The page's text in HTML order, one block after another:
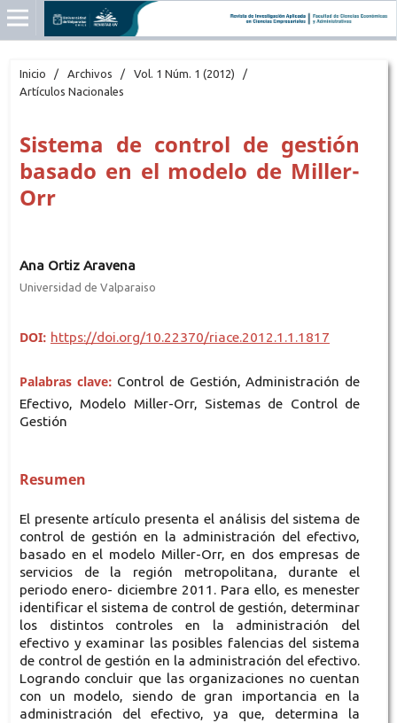
Inicio / Archivos / Vol. 1 Núm. 1 (2012)
/
Artículos Nacionales
Sistema de control de gestión
basado en el modelo de Miller-
Orr
Ana Ortiz Aravena
Universidad de Valparaiso
DOI: https://doi.org/10.22370/riace.2012.1.1.1817
Palabras clave: Control de Gestión, Administración de
Efectivo, Modelo Miller-Orr, Sistemas de Control de
Gestión
Resumen
El presente artículo presenta el análisis del sistema de
control de gestión en la administración del efectivo,
basado en el modelo Miller-Orr, en dos empresas de
servicios de la región metropolitana, durante el
periodo enero- diciembre 2011. Para ello, es menester
identificar el sistema de control de gestión, determinar
los distintos controles en la administración del
efectivo y examinar las posibles falencias del sistema
de control de gestión en la administración del efectivo.
Logrando concluir que las organizaciones no cuentan
con un modelo, siendo de gran importancia en la
administración del efectivo, ya que, determina la